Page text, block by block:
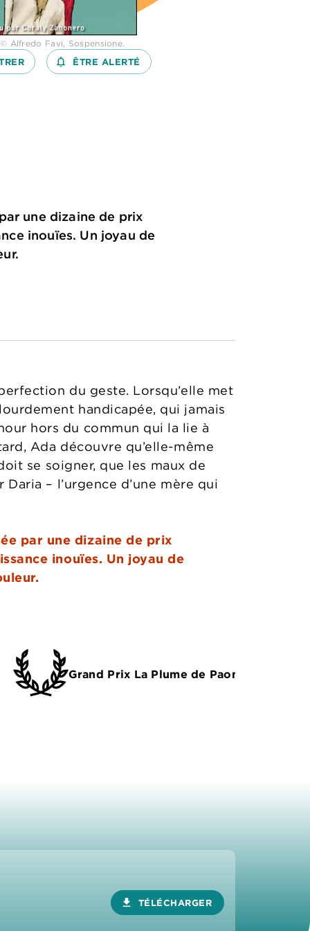
Alfredo Favi, Sospensione.
notifications_none_outlined
ÊTRE ALERTÉ
une dizaine de prix
inouïes. Un joyau de
du geste. Lorsqu’elle met
handicapée, qui jamais
hors du commun qui la lie à
Ada découvre qu’elle-même
se soigner, que les maux de
– l’urgence d’une mère qui
par une dizaine de prix
inouïes. Un joyau de
Grand Prix La Plume de Paon
download TÉLÉCHARGER